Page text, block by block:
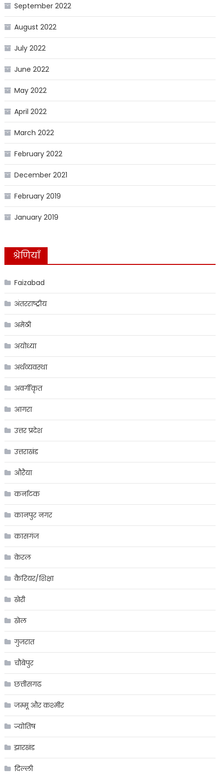
September 2022
August 2022
July 2022
June 2022
May 2022
April 2022
March 2022
February 2022
December 2021
February 2019
January 2019
श्रेणियाँ
Faizabad
अंतरराष्ट्रीय
अमेठी
अयोध्या
अर्थव्यवस्था
अवर्गीकृत
आगरा
उत्तर प्रदेश
उत्तराखंड
औरैया
कर्नाटक
कानपुर नगर
कासगंज
केरल
कैरियर/शिक्षा
खेरी
खेल
गुजरात
चौबेपुर
छत्तीसगढ
जम्मू और कश्मीर
ज्योतिष
झारखंड
दिल्ली